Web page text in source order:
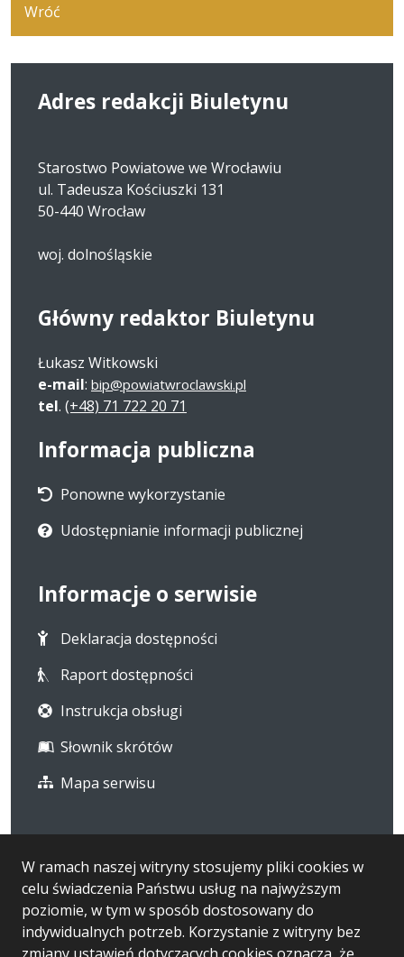
W ramach naszej witryny stosujemy pliki cookies w
celu świadczenia Państwu usług na najwyższym
poziomie, w tym w sposób dostosowany do
indywidualnych potrzeb. Korzystanie z witryny bez
Wróć
Adres redakcji Biuletynu
Starostwo Powiatowe we Wrocławiu
ul. Tadeusza Kościuszki 131
50-440 Wrocław
woj. dolnośląskie
Główny redaktor Biuletynu
Łukasz Witkowski
e-mail: bip@powiatwroclawski.pl
tel. (+48) 71 722 20 71
Informacja publiczna
Ponowne wykorzystanie
Udostępnianie informacji publicznej
Informacje o serwisie
Deklaracja dostępności
Raport dostępności
Instrukcja obsługi
Słownik skrótów
Mapa serwisu
Statystyki oglądalności
Ostatnio dodane